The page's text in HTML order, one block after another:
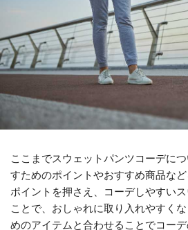
ここまでスウェットパンツコーデに
すためのポイントやおすすめ商品など
ポイントを押さえ、コーデしやすい
ことで、おしゃれに取り入れやすく
めのアイテムと合わせることでコー